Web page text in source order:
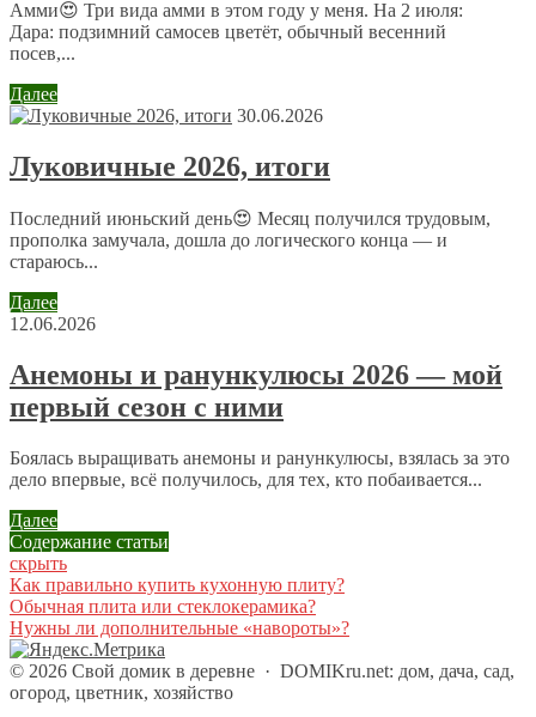
Комментарий*
Имя*
Email*
Сайт
Отправляя сообщение, Вы разрешаете сбор и обработку
персональных данных.
Амми😍 Три вида амми в этом году у меня. На 2 июля:
Дара: подзимний самосев цветёт, обычный весенний
посев,...
Далее
30.06.2026
Луковичные 2026, итоги
Последний июньский день😍 Месяц получился трудовым,
прополка замучала, дошла до логического конца — и
стараюсь...
Далее
12.06.2026
Анемоны и ранункулюсы 2026 — мой
первый сезон с ними
Боялась выращивать анемоны и ранункулюсы, взялась за это
дело впервые, всё получилось, для тех, кто побаивается...
Далее
Содержание статьи
скрыть
Как правильно купить кухонную плиту?
Обычная плита или стеклокерамика?
Нужны ли дополнительные «навороты»?
© 2026 Свой домик в деревне · DOMIKru.net: дом, дача, сад,
огород, цветник, хозяйство